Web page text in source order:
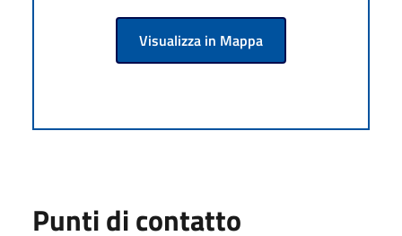
Visualizza in Mappa
Punti di contatto